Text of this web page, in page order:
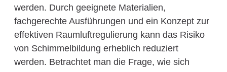
werden. Durch geeignete Materialien,
fachgerechte Ausführungen und ein Konzept zur
effektiven Raumluftregulierung kann das Risiko
von Schimmelbildung erheblich reduziert
werden. Betrachtet man die Frage, wie sich